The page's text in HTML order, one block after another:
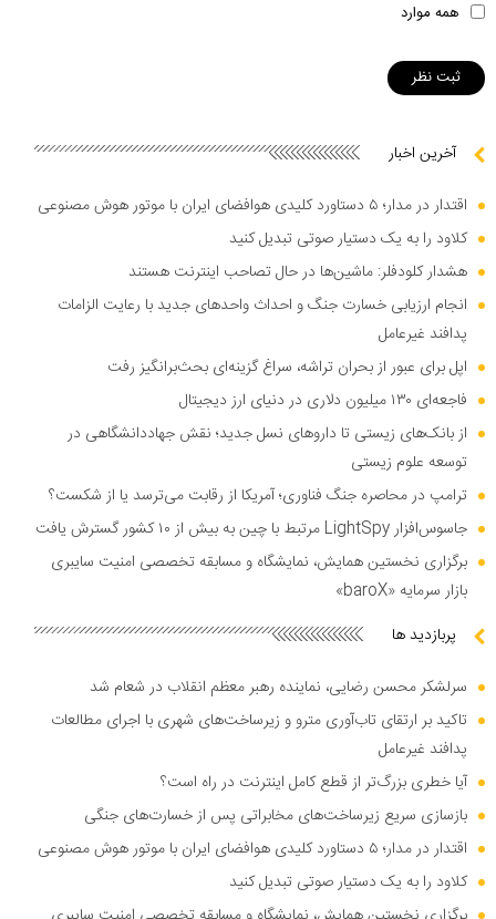
همه موارد
آخرین اخبار
اقتدار در مدار؛ ۵ دستاورد کلیدی هوافضای ایران با موتور هوش مصنوعی
کلاود را به یک دستیار صوتی تبدیل کنید
هشدار کلودفلر: ماشین‌ها در حال تصاحب اینترنت هستند
انجام ارزیابی خسارت جنگ و احداث واحد‌های جدید با رعایت الزامات
پدافند غیرعامل
اپل برای عبور از بحران تراشه، سراغ گزینه‌ای بحث‌برانگیز رفت
فاجعه‌ای ۱۳۰ میلیون دلاری در دنیای ارز دیجیتال
از بانک‌های زیستی تا دارو‌های نسل جدید؛ نقش جهاددانشگاهی در
توسعه علوم زیستی
ترامپ در محاصره جنگ فناوری؛ آمریکا از رقابت می‌ترسد یا از شکست؟
جاسوس‌افزار LightSpy مرتبط با چین به بیش از ۱۰ کشور گسترش یافت
برگزاری نخستین همایش، نمایشگاه و مسابقه تخصصی امنیت سایبری
بازار سرمایه «baroX»
پربازدید ها
سرلشکر محسن رضایی، نماینده رهبر معظم انقلاب در شعام شد
تاکید بر ارتقای تاب‌آوری مترو و زیرساخت‌های شهری با اجرای مطالعات
پدافند غیرعامل
آیا خطری بزرگ‌تر از قطع کامل اینترنت در راه است؟
بازسازی سریع زیرساخت‌های مخابراتی پس از خسارت‌های جنگی
اقتدار در مدار؛ ۵ دستاورد کلیدی هوافضای ایران با موتور هوش مصنوعی
کلاود را به یک دستیار صوتی تبدیل کنید